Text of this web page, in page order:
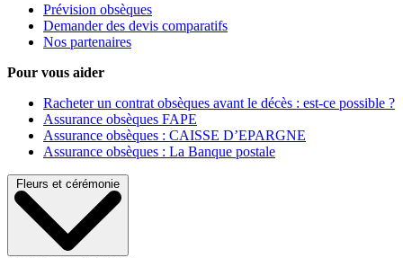
Prévision obsèques
Demander des devis comparatifs
Nos partenaires
Pour vous aider
Racheter un contrat obsèques avant le décès : est-ce possible ?
Assurance obsèques FAPE
Assurance obsèques : CAISSE D’EPARGNE
Assurance obsèques : La Banque postale
Fleurs et cérémonie